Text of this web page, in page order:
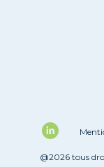
@2026 tous